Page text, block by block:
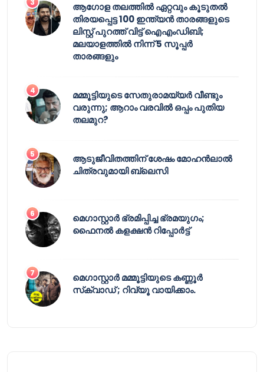
ആഗോള തലത്തിൽ ഏറ്റവും കൂടുതൽ
തിരയപ്പെട്ട 100 ഇന്ത്യൻ താരങ്ങളുടെ
ലിസ്റ്റ് പുറത്ത് വിട്ട് ഐഎംഡിബി;
മലയാളത്തിൽ നിന്ന് 5 സൂപ്പർ
താരങ്ങളും
മമ്മൂട്ടിയുടെ സേതുരാമയ്യർ വീണ്ടും
വരുന്നു; ആറാം വരവിൽ ഒപ്പം പുതിയ
തലമുറ?
ആടുജീവിതത്തിന് ശേഷം മോഹൻലാൽ
ചിത്രവുമായി ബ്ലെസി
മെഗാസ്റ്റാർ ഭ്രമിപ്പിച്ച ഭ്രമയുഗം;
ഫൈനൽ കളക്ഷൻ റിപ്പോർട്ട്
മെഗാസ്റ്റാർ മമ്മൂട്ടിയുടെ കണ്ണൂർ
സ്‌ക്വാഡ് ; റിവ്യൂ വായിക്കാം.